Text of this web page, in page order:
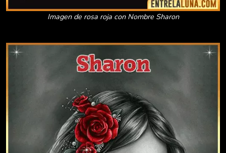
Imagen de rosa roja con Nombre Sharon